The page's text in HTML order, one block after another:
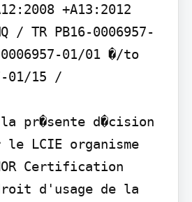
+A13:2012
/ TR PB16-0006957-
01/01 �/to
01/15 /
pr�sente d�cision
LCIE organisme
Certification
d'usage de la